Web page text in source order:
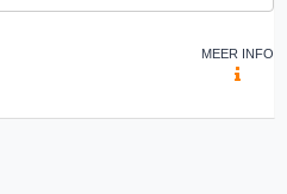
MEER INFO